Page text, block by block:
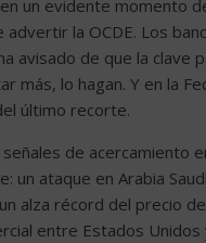
un evidente momento
la OCDE. Los
avisado de que la clave
más, lo hagan. Y en la
último recorte.
de acercamiento
un ataque en Arabia
alza récord del precio
entre Estados Unidos